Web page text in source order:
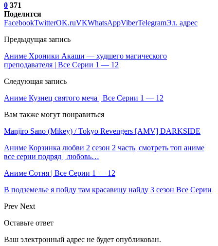
0 371
Поделится
FacebookTwitterOK.ruVKWhatsAppViberTelegramЭл. адрес
Предыдущая запись
Аниме Хроники Акаши — худшего магического
преподавателя | Все Серии 1 — 12
Следующая запись
Аниме Кузнец святого меча | Все Серии 1 — 12
Вам также могут понравиться
Manjiro Sano (Mikey) / Tokyo Revengers [AMV] DARKSIDE
Аниме Корзинка любви 2 сезон 2 часть| смотреть топ аниме
все серии подряд | любовь…
Аниме Сотня | Все Серии 1 — 12
В подземелье я пойду там красавицу найду 3 сезон Все Серии
Prev Next
Оставьте ответ
Ваш электронный адрес не будет опубликован.